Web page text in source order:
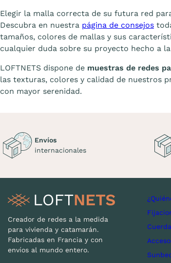
Elegir la malla correcta de su futura red
Descubra en nuestra página de consejos
tamaños, colores de mallas y sus
cualquier duda sobre su proyecto hecho a
LOFTNETS dispone de muestras de redes
las texturas, colores y calidad de nuestros
con mayor serenidad.
Envíos
internacionales
Creador de redes a la medida
para vivienda y catamarán.
Fabricadas en Francia y con
envíos al mundo entero.